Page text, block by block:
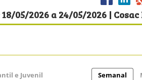
05/2026 a 24/05/2026 |
e Juvenil Semanal